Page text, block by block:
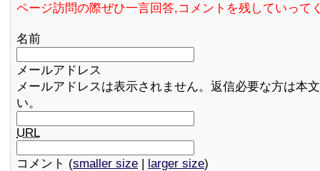
ページ訪問の際ぜひ一言回答,コメントを残していって
名前
メールアドレス
メールアドレスは表示されません。返信必要な方は本
い。
URL
コメント (smaller size | larger size)